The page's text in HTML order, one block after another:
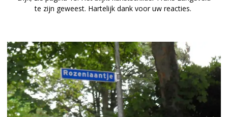
te zijn geweest. Hartelijk dank voor uw reacties.